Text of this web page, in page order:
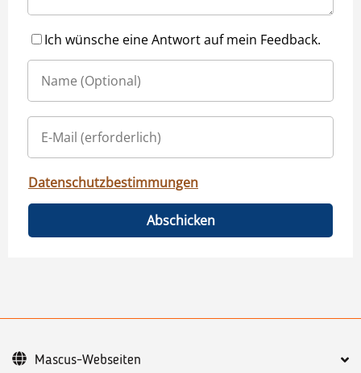
Ich wünsche eine Antwort auf mein Feedback.
Datenschutzbestimmungen
Abschicken
Mascus-Webseiten